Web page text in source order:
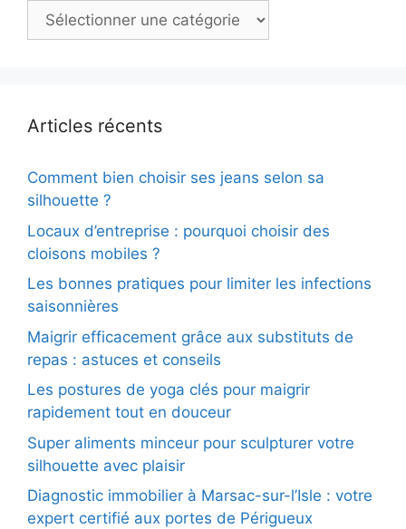
Catégories
Articles récents
Comment bien choisir ses jeans selon sa
silhouette ?
Locaux d’entreprise : pourquoi choisir des
cloisons mobiles ?
Les bonnes pratiques pour limiter les infections
saisonnières
Maigrir efficacement grâce aux substituts de
repas : astuces et conseils
Les postures de yoga clés pour maigrir
rapidement tout en douceur
Super aliments minceur pour sculpturer votre
silhouette avec plaisir
Diagnostic immobilier à Marsac-sur-l’Isle : votre
expert certifié aux portes de Périgueux